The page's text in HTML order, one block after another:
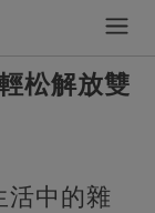
松解放雙
活中的雜